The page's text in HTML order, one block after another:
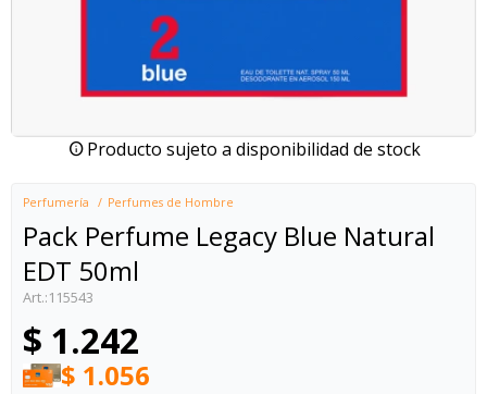
Producto sujeto a disponibilidad de stock
Perfumería Perfumes de Hombre
Pack Perfume Legacy Blue Natural
EDT 50ml
115543
$ 1.242
$ 1.056